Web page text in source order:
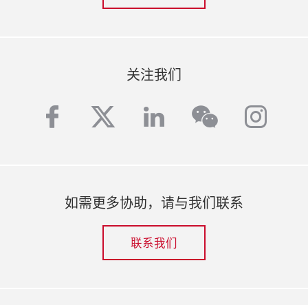
归 助力纺织服装业复苏
（Intertextile上海面辅料展）将于2023年3
月8至10日在国家会展中心（上海）举行。
自17个国家及地区的约2,600家参展商及来
本届展会有望继续助力业内人士挖掘行业
的潜在机遇。
关注我们
facebook
twitterlinkedinwechat
如需更多协助，请与我们联系
联系我们